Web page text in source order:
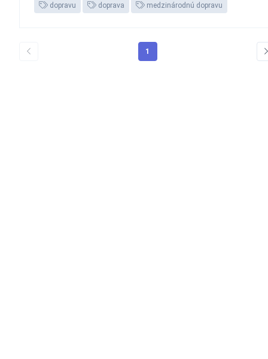
dopravu doprava medzinárodnú dopravu
1